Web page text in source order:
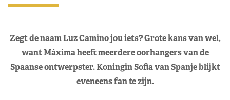
Zegt de naam Luz Camino jou iets? Grote kans van wel,
want Máxima heeft meerdere oorhangers van de
Spaanse ontwerpster. Koningin Sofia van Spanje blijkt
eveneens fan te zijn.